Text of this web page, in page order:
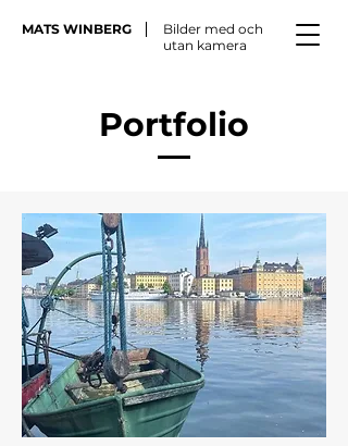
MATS WINBERG
Bilder med och
utan kamera
Portfolio